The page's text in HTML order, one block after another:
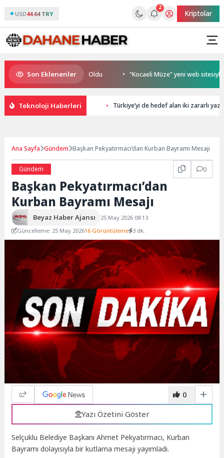
USD44.64 TRY
2
Kriptolar
Son Eklenenler
Şampiyonu TEAM GOAT Oldu “Kocaeli Müze” yeni web sitesiyle
Teknoloji Haberleri Türkiye’yi de hedef alan iki zararlı
Ana Sayfa Gündem Başkan Pekyatırmacı’dan Kurban Bayramı Mesajı
Gündem 0
Başkan Pekyatırmacı’dan
Kurban Bayramı Mesajı
Beyaz Haber Ajansı
25 May 2026 08:13
Güncelleme: 25 May 202616 Görüntüleme 3 dk.
0
Yazı Özetini Göster
Selçuklu Belediye Başkanı Ahmet Pekyatırmacı, Kurban
Bayramı dolayısıyla bir kutlama mesajı yayımladı.